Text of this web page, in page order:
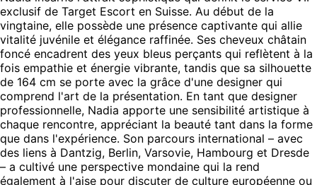
exclusif de Target Escort en Suisse. Au début de la
vingtaine, elle possède une présence captivante qui allie
vitalité juvénile et élégance raffinée. Ses cheveux châtain
foncé encadrent des yeux bleus perçants qui reflètent à la
fois empathie et énergie vibrante, tandis que sa silhouette
de 164 cm se porte avec la grâce d'une designer qui
comprend l'art de la présentation. En tant que designer
professionnelle, Nadia apporte une sensibilité artistique à
chaque rencontre, appréciant la beauté tant dans la forme
que dans l'expérience. Son parcours international – avec
des liens à Dantzig, Berlin, Varsovie, Hambourg et Dresde
– a cultivé une perspective mondaine qui la rend
également à l'aise pour discuter de culture européenne ou